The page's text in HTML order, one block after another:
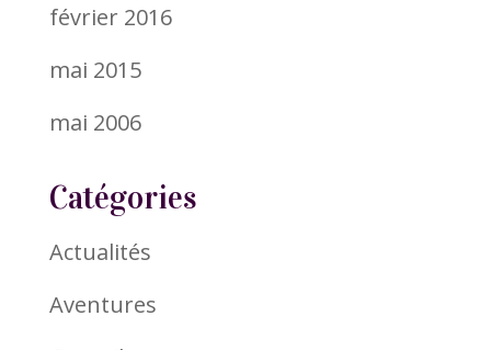
février 2016
mai 2015
mai 2006
Catégories
Actualités
Aventures